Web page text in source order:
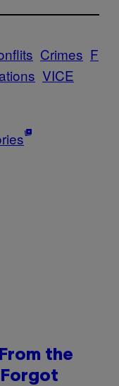
Crimes F
VICE
the